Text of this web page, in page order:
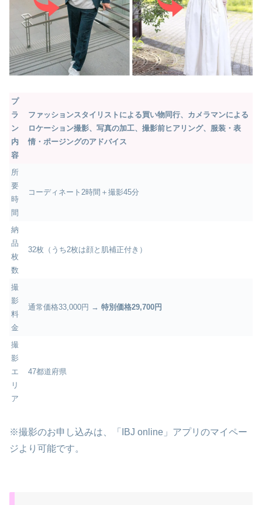
プ
ラ
ン
内
容
ファッションスタイリストによる買い物同行、カメラマンによる
ロケーション撮影、写真の加工、撮影前ヒアリング、服装・表
情・ポージングのアドバイス
所
要
時
間
コーディネート2時間＋撮影45分
納
品
枚
数
32枚（うち2枚は顔と肌補正付き）
撮
影
料
金
通常価格33,000円 → 特別価格29,700円
撮
影
エ
リ
ア
47都道府県
※撮影のお申し込みは、「IBJ online」アプリのマイペー
ジより可能です。